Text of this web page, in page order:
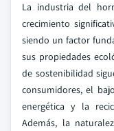
La industria del
crecimiento
siendo un factor
sus propiedades
de sostenibilidad
consumidores, el
energética y la
Además, la